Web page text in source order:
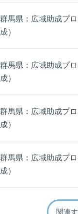
群馬県：広域助成プ
成）
群馬県：広域助成プ
成）
群馬県：広域助成プ
成）
群馬県：広域助成プ
成）
関連